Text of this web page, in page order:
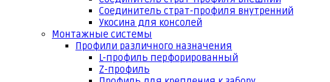
Соединитель страт-профиля внутренний
Укосина для консолей
Монтажные системы
Профили различного назначения
L-профиль перфорированный
Z-профиль